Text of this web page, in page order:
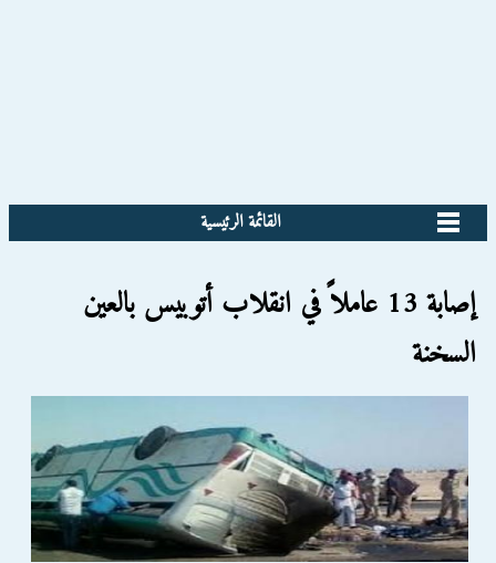
القائمة الرئيسية
إصابة 13 عاملاً في انقلاب أتوبيس بالعين
السخنة